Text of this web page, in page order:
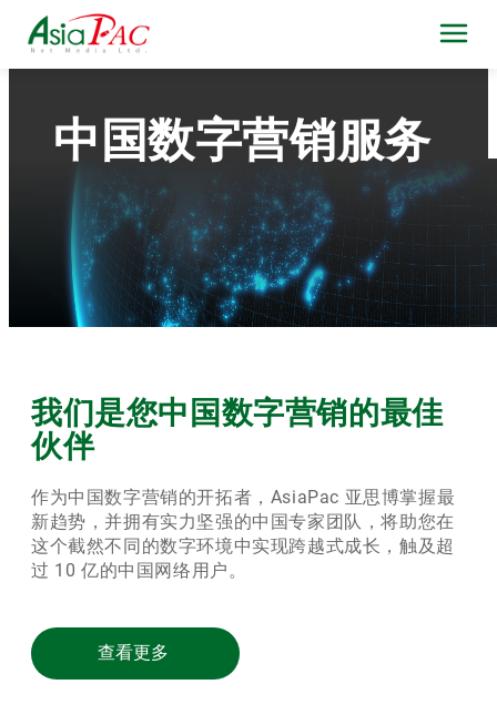
中国数字营销服务
我们是您中国数字营销的最佳
伙伴
作为中国数字营销的开拓者，AsiaPac 亚思博掌握最
新趋势，并拥有实力坚强的中国专家团队，将助您在
这个截然不同的数字环境中实现跨越式成长，触及超
过 10 亿的中国网络用户。
查看更多